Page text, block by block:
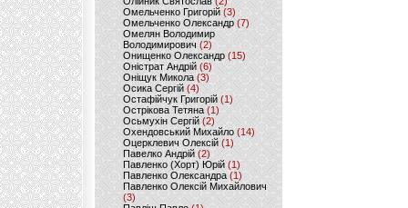
Омельченко Григорій (3)
Омельченко Олександр(7)
Омелян Володимир
Володимирович (2)
Онищенко Олександр (15)
Оністрат Андрій (6)
Оніщук Микола (3)
Осика Сергій(4)
Остафійчук Григорій(1)
Острікова Тетяна (1)
Осьмухін Сергій (2)
Охендовський Михайло (14)
Оцерклевич Олексій (1)
Павелко Андрій (2)
Павленко (Хорт) Юрій (1)
Павленко Олександра (1)
Павленко Олексій Михайлович
(3)